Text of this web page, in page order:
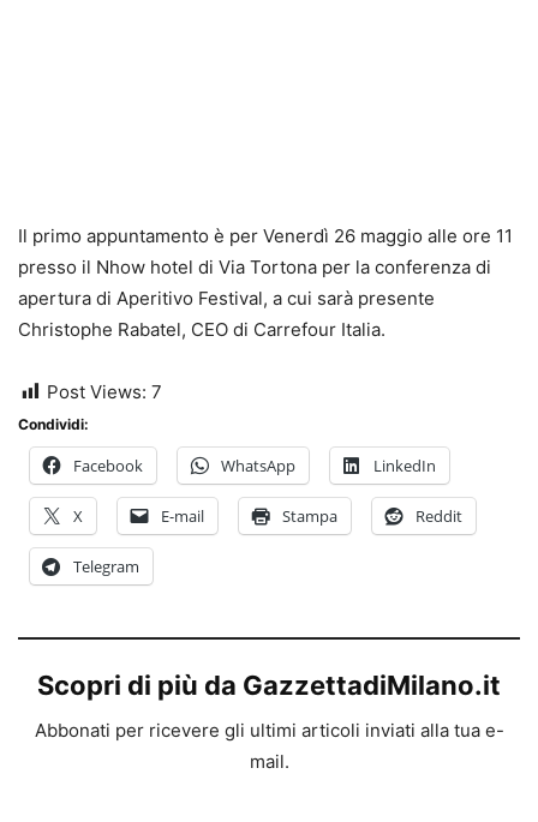
Il primo appuntamento è per Venerdì 26 maggio alle ore 11
presso il Nhow hotel di Via Tortona per la conferenza di
apertura di Aperitivo Festival, a cui sarà presente
Christophe Rabatel, CEO di Carrefour Italia.
Post Views: 7
Condividi:
Facebook WhatsApp LinkedIn
X E-mail Stampa Reddit
Telegram
Scopri di più da GazzettadiMilano.it
Abbonati per ricevere gli ultimi articoli inviati alla tua e-
mail.